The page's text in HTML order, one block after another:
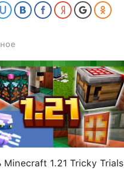
Minecraft 1.21 Tricky Trials